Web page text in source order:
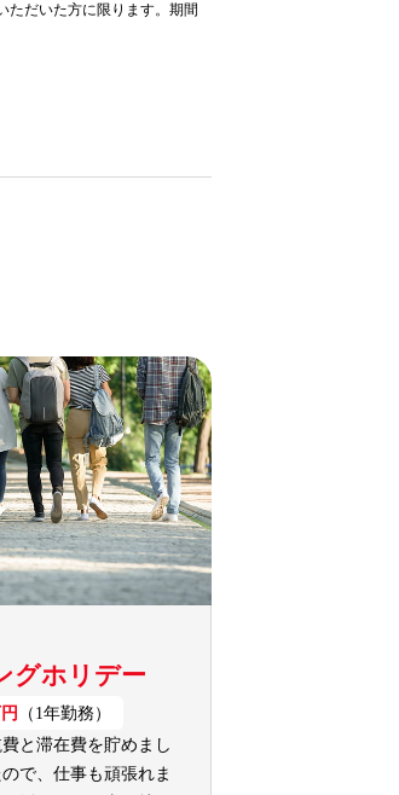
ただいた方に限ります。期間
グホリデー
（1年勤務）
と滞在費を貯めまし
で、仕事も頑張れま